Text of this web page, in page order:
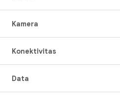
Kamera
Konektivitas
Data